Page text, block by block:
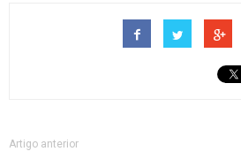
Artigo anterior